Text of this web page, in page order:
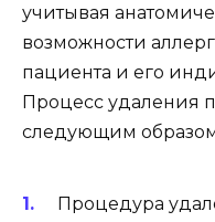
учитывая
возможности
пациента и его
Процесс удаления
следующим
Процедура